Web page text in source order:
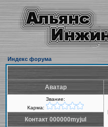
Индекс форума
Аватар
Звание:
Карма:
Контакт 000000myjul